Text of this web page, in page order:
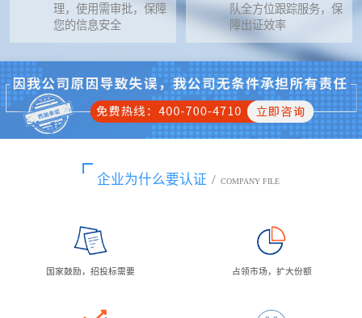
理，使用需审批，保障
您的信息安全
队全方位跟踪服务，保
障出证效率
企业为什么要认证 / COMPANY FILE
国家鼓励，招投标需要 占领市场，扩大份额